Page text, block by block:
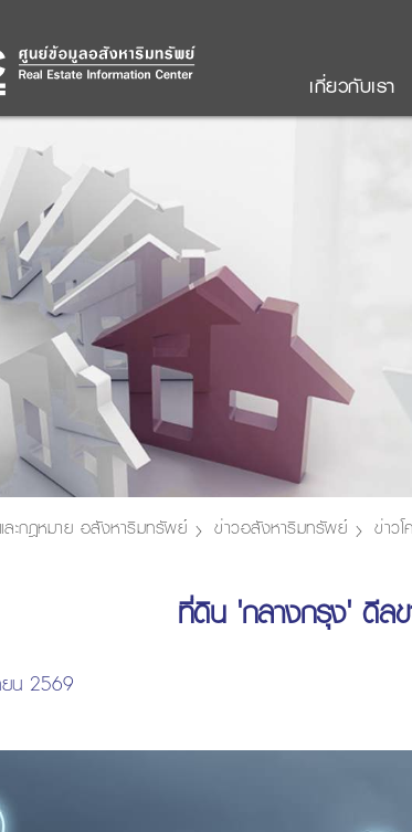
เกี่ยวกับเรา
ละกฎหมาย อสังหาริมทรัพย์ ข่าวอสังหาริมทรัพย์ ข่าว
ที่ดิน 'กลางกรุง' ดีลข
น 2569